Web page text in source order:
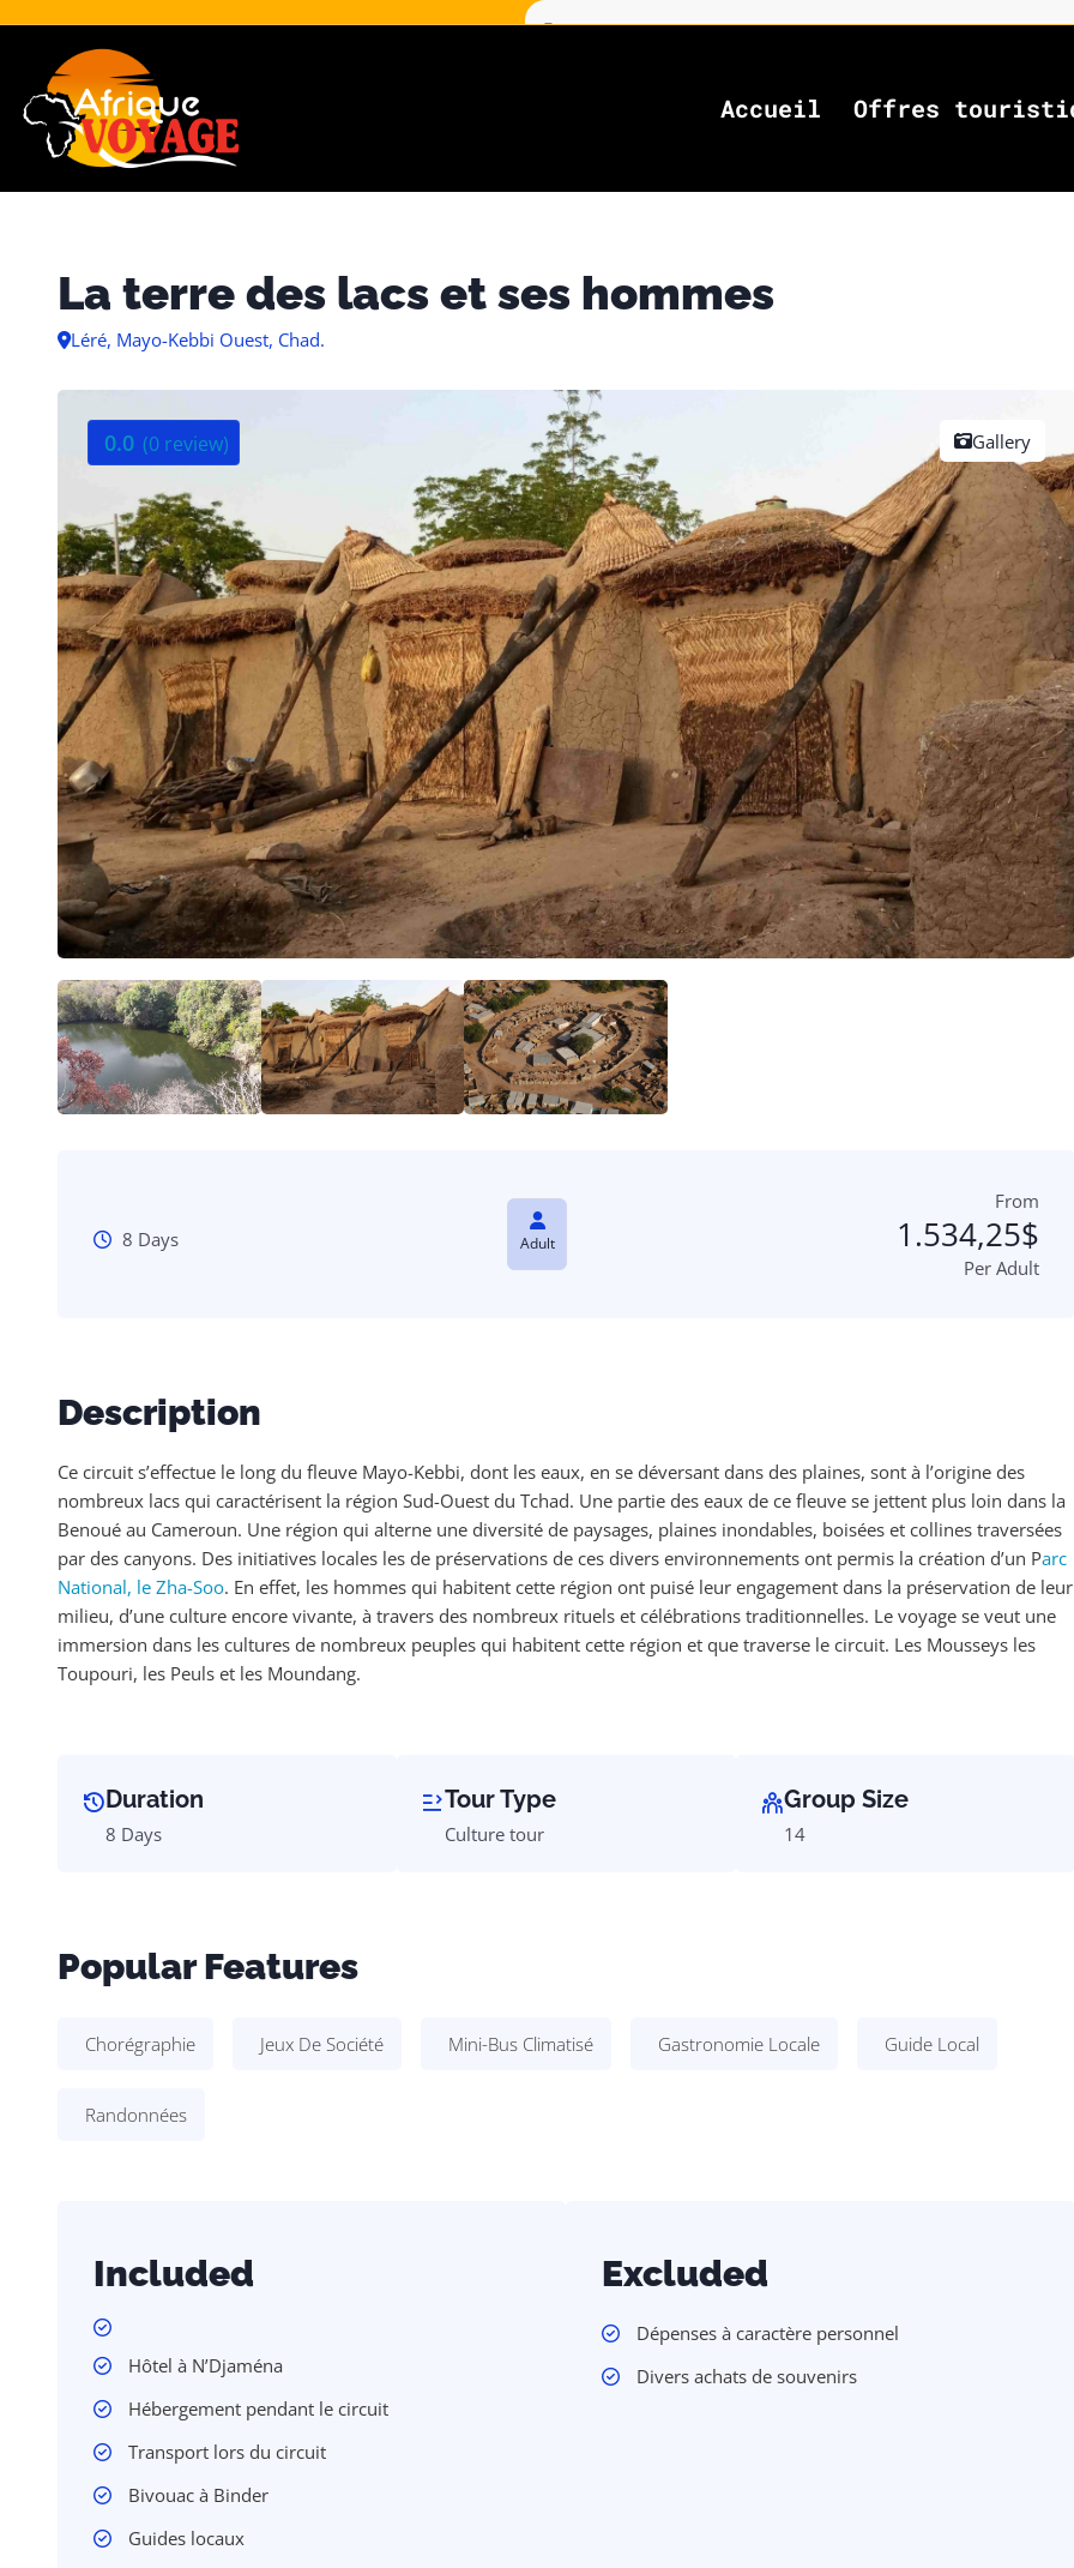
Accueil Offres
La terre des lacs et ses hommes
Léré, Mayo-Kebbi Ouest, Chad.
Gallery
0.0 (0 review)
8 Days Adult
From
1.534,25$
Per Adult
Description
Ce circuit s’effectue le long du fleuve Mayo-Kebbi, dont les eaux, en se déversant dans des plaines, sont à l’origine des
nombreux lacs qui caractérisent la région Sud-Ouest du Tchad. Une partie des eaux de ce fleuve se jettent plus loin dans la
Benoué au Cameroun. Une région qui alterne une diversité de paysages, plaines inondables, boisées et collines traversées
par des canyons. Des initiatives locales les de préservations de ces divers environnements ont permis la création d’un Parc
National, le Zha-Soo. En effet, les hommes qui habitent cette région ont puisé leur engagement dans la préservation de leur
milieu, d’une culture encore vivante, à travers des nombreux rituels et célébrations traditionnelles. Le voyage se veut une
immersion dans les cultures de nombreux peuples qui habitent cette région et que traverse le circuit. Les Mousseys les
Toupouri, les Peuls et les Moundang.
Duration
8 Days
Tour Type
Culture tour
Group Size
14
Popular Features
Chorégraphie Jeux De Société Mini-Bus Climatisé Gastronomie Locale Guide Local
Randonnées
Included
Hôtel à N’Djaména
Hébergement pendant le circuit
Transport lors du circuit
Bivouac à Binder
Guides locaux
Excluded
Dépenses à caractère personnel
Divers achats de souvenirs